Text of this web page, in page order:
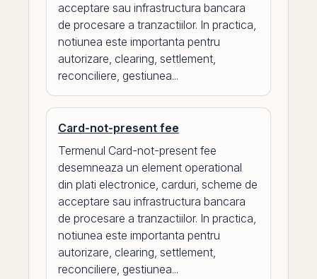
acceptare sau infrastructura bancara
de procesare a tranzactiilor. In practica,
notiunea este importanta pentru
autorizare, clearing, settlement,
reconciliere, gestiunea...
Card-not-present fee
Termenul Card-not-present fee
desemneaza un element operational
din plati electronice, carduri, scheme de
acceptare sau infrastructura bancara
de procesare a tranzactiilor. In practica,
notiunea este importanta pentru
autorizare, clearing, settlement,
reconciliere, gestiunea...